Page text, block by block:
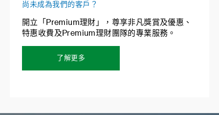
尚未成為我們的客戶？
開立「Premium理財」，尊享非凡獎賞及優惠、
特惠收費及Premium理財團隊的專業服務。
了解更多